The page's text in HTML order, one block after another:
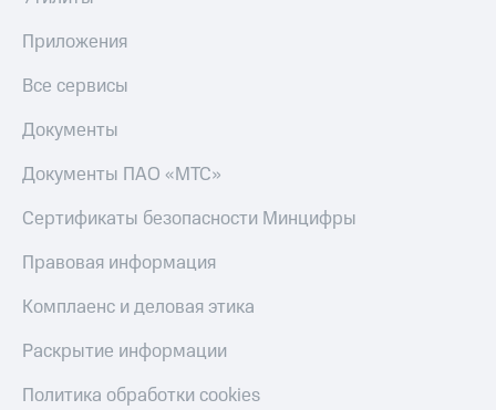
Приложения
Все сервисы
Документы
Документы ПАО «МТС»
Сертификаты безопасности Минцифры
Правовая информация
Комплаенс и деловая этика
Раскрытие информации
Политика обработки cookies